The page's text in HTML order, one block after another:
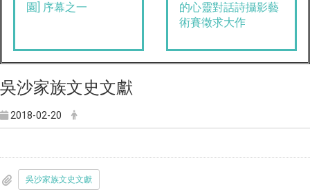
園] 序幕之一
的心靈對話詩攝影藝
術賽徵求大作
吳沙家族文史文獻
2018-02-20
吳沙家族文史文獻